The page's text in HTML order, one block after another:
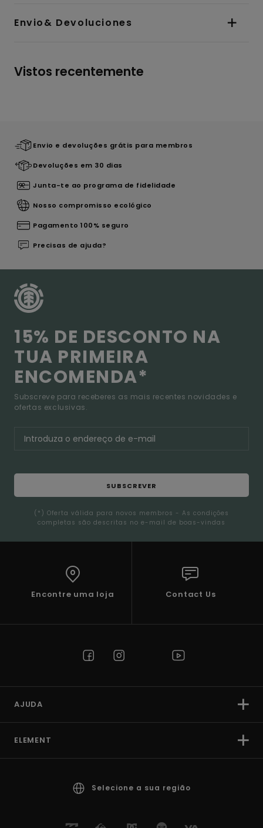
Envio& Devoluciones
Vistos recentemente
Envio e devoluções grátis para membros
Devoluções em 30 dias
Junta-te ao programa de fidelidade
Nosso compromisso ecológico
Pagamento 100% seguro
Precisas de ajuda?
15% DE DESCONTO NA
TUA PRIMEIRA
ENCOMENDA*
Subscreve para receberes as mais recentes novidades e
ofertas exclusivas.
SUBSCREVER
(*) Oferta válida para novos membros - As condições
completas são descritas no e-mail de boas-vindas
Encontre uma loja Contact Us
AJUDA
ELEMENT
Selecione a sua região